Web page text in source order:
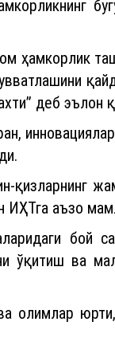
ҳамкорлик
деб эълон
қизларнинг
аъзо
бой
ўқитиш ва
олимлар